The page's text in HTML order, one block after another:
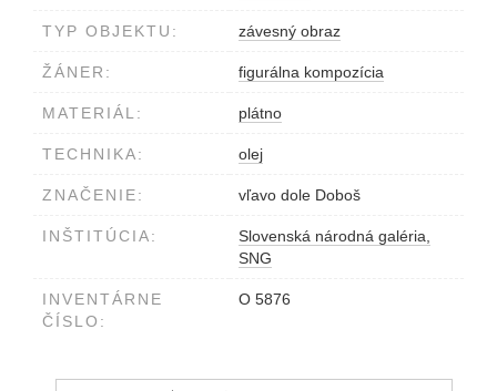
TYP OBJEKTU: závesný obraz
ŽÁNER: figurálna kompozícia
MATERIÁL: plátno
TECHNIKA: olej
ZNAČENIE: vľavo dole Doboš
INŠTITÚCIA:
Slovenská národná galéria,
SNG
INVENTÁRNE
ČÍSLO:
O 5876